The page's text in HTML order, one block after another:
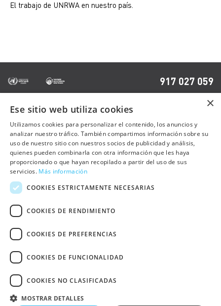
El trabajo de UNRWA en nuestro país.
917 027 059
OTRAS PÁGINAS
Contacto
Preguntas frecuentes
Trabaja con nosotros
Sala de prensa
Política de cookies
Política de privacidad
Aviso Legal
Declaración de Accesibilidad Web
Español
España. CIF G-84334903. Todos
×
Ese sitio web utiliza cookies
Utilizamos cookies para personalizar el contenido, los anuncios y
analizar nuestro tráfico. También compartimos información sobre su
uso de nuestro sitio con nuestros socios de publicidad y análisis,
quienes pueden combinarla con otra información que les haya
proporcionado o que hayan recopilado a partir del uso de sus
servicios. Más información
COOKIES ESTRICTAMENTE NECESARIAS
COOKIES DE RENDIMIENTO
COOKIES DE PREFERENCIAS
COOKIES DE FUNCIONALIDAD
COOKIES NO CLASIFICADAS
MOSTRAR DETALLES